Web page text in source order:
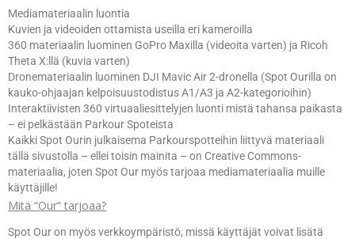
Mediamateriaalin luontia
Kuvien ja videoiden ottamista useilla eri kameroilla
360 materiaalin luominen GoPro Maxilla (videoita varten) ja Ricoh
Theta X:llä (kuvia varten)
Dronemateriaalin luominen DJI Mavic Air 2-dronella (Spot Ourilla on
kauko-ohjaajan kelpoisuustodistus A1/A3 ja A2-kategorioihin)
Interaktiivisten 360 virtuaaliesittelyjen luonti mistä tahansa paikasta
– ei pelkästään Parkour Spoteista
Kaikki Spot Ourin julkaisema Parkourspotteihin liittyvä materiaali
tällä sivustolla – ellei toisin mainita – on Creative Commons-
materiaalia, joten Spot Our myös tarjoaa mediamateriaalia muille
käyttäjille!
Mitä “Our” tarjoaa?
Spot Our on myös verkkoympäristö, missä käyttäjät voivat lisätä